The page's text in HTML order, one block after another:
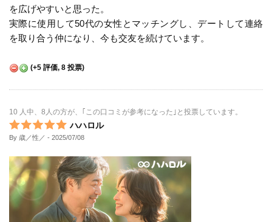
を広げやすいと思った。
実際に使用して50代の女性とマッチングし、デートして連絡
を取り合う仲になり、今も交友を続けています。
(+5 評価, 8 投票)
10 人中、8人の方が、｢この口コミが参考になった｣と投票しています。
ハハロル
By 歳／性／ - 2025/07/08